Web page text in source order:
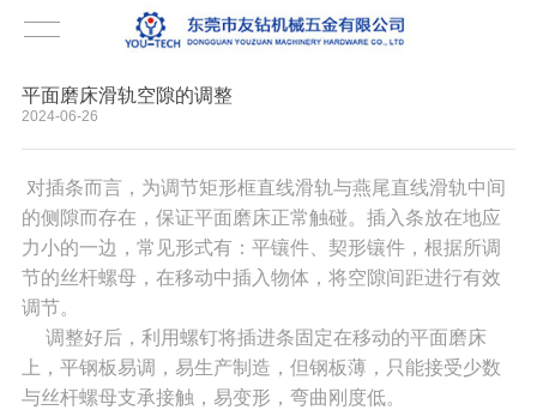
平面磨床滑轨空隙的调整
2024-06-26
对插条而言，为调节矩形框直线滑轨与燕尾直线滑轨中间
的侧隙而存在，保证平面磨床正常触碰。插入条放在地应
力小的一边，常见形式有：平镶件、契形镶件，根据所调
节的丝杆螺母，在移动中插入物体，将空隙间距进行有效
调节。
调整好后，利用螺钉将插进条固定在移动的平面磨床
上，平钢板易调，易生产制造，但钢板薄，只能接受少数
与丝杆螺母支承接触，易变形，弯曲刚度低。